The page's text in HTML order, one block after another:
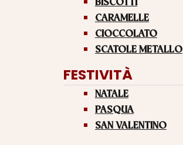
BISCOTTI
CARAMELLE
CIOCCOLATO
SCATOLE METALLO
FESTIVITÀ
NATALE
PASQUA
SAN VALENTINO